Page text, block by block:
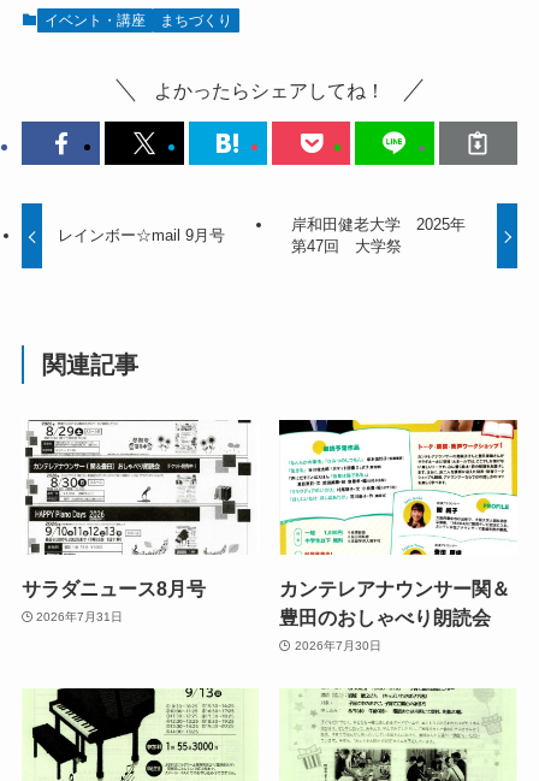
イベント・講座 まちづくり
よかったらシェアしてね！
レインボー☆mail 9月号
岸和田健老大学 2025年
第47回 大学祭
関連記事
サラダニュース8月号
2026年7月31日
カンテレアナウンサー関＆
豊田のおしゃべり朗読会
2026年7月30日